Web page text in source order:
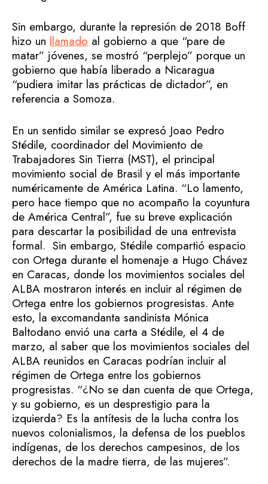
Sin embargo, durante la represión de 2018 Boff
hizo un llamado al gobierno a que “pare de
matar” jóvenes, se mostró “perplejo” porque un
gobierno que había liberado a Nicaragua
“pudiera imitar las prácticas de dictador”, en
referencia a Somoza.
En un sentido similar se expresó Joao Pedro
Stédile, coordinador del Movimiento de
Trabajadores Sin Tierra (MST), el principal
movimiento social de Brasil y el más importante
numéricamente de América Latina. “Lo lamento,
pero hace tiempo que no acompaño la coyuntura
de América Central”, fue su breve explicación
para descartar la posibilidad de una entrevista
formal. Sin embargo, Stédile compartió espacio
con Ortega durante el homenaje a Hugo Chávez
en Caracas, donde los movimientos sociales del
ALBA mostraron interés en incluir al régimen de
Ortega entre los gobiernos progresistas. Ante
esto, la excomandanta sandinista Mónica
Baltodano envió una carta a Stédile, el 4 de
marzo, al saber que los movimientos sociales del
ALBA reunidos en Caracas podrían incluir al
régimen de Ortega entre los gobiernos
progresistas. “¿No se dan cuenta de que Ortega,
y su gobierno, es un desprestigio para la
izquierda? Es la antítesis de la lucha contra los
nuevos colonialismos, la defensa de los pueblos
indígenas, de los derechos campesinos, de los
derechos de la madre tierra, de las mujeres”.